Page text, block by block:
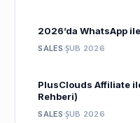
2026’da WhatsApp
SALES ŞUB 2026
PlusClouds Affiliate
Rehberi)
SALES ŞUB 2026